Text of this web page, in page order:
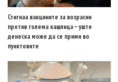
Стигнаа вакцините за возрасни
против голема кашлица – уште
денеска може да се прими во
пунктовите